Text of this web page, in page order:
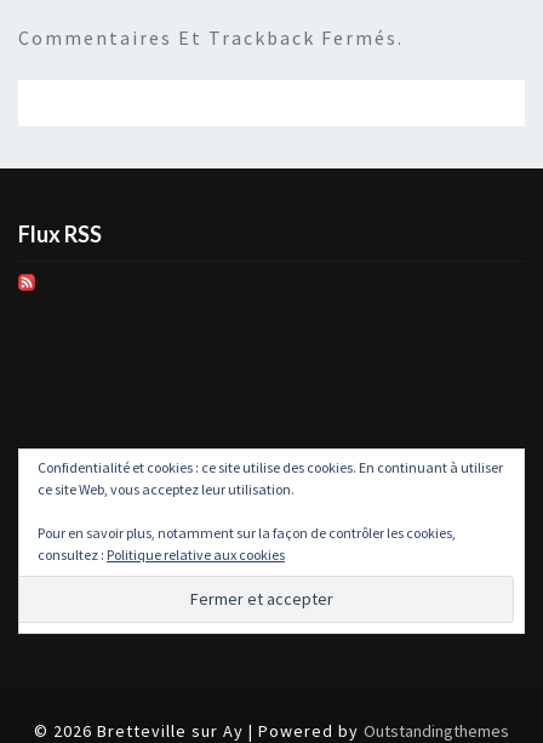
Commentaires Et Trackback Fermés.
Flux RSS
Confidentialité et cookies : ce site utilise des cookies. En continuant à utiliser
ce site Web, vous acceptez leur utilisation.
Pour en savoir plus, notamment sur la façon de contrôler les cookies,
consultez : Politique relative aux cookies
© 2026 Bretteville sur Ay | Powered by Outstandingthemes